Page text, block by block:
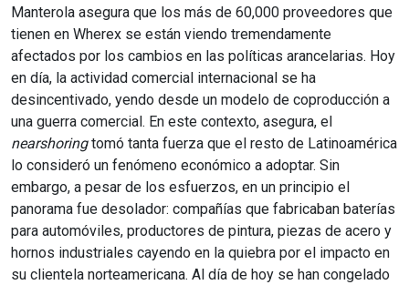
Manterola asegura que los más de 60,000 proveedores que
tienen en Wherex se están viendo tremendamente
afectados por los cambios en las políticas arancelarias. Hoy
en día, la actividad comercial internacional se ha
desincentivado, yendo desde un modelo de coproducción a
una guerra comercial. En este contexto, asegura, el
nearshoringtomó tanta fuerza que el resto de Latinoamérica
lo consideró un fenómeno económico a adoptar. Sin
embargo, a pesar de los esfuerzos, en un principio el
panorama fue desolador: compañías que fabricaban baterías
para automóviles, productores de pintura, piezas de acero y
hornos industriales cayendo en la quiebra por el impacto en
su clientela norteamericana. Al día de hoy se han congelado